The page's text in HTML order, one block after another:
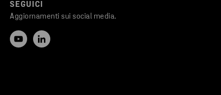
SEGUICI
Aggiornamenti sui social media.